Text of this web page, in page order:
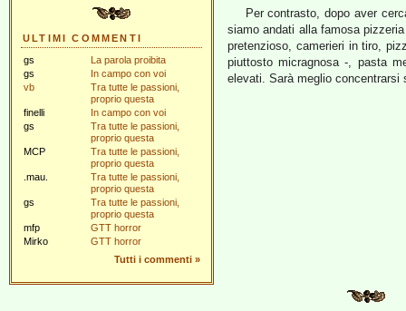
ULTIMI COMMENTI
gs
La parola proibita
gs
In campo con voi
vb
Tra tutte le passioni,
proprio questa
finelli
In campo con voi
gs
Tra tutte le passioni,
proprio questa
MCP
Tra tutte le passioni,
proprio questa
.mau.
Tra tutte le passioni,
proprio questa
gs
Tra tutte le passioni,
proprio questa
mfp
GTT horror
Mirko
GTT horror
Tutti i commenti »
Per contrasto, dopo aver
siamo andati alla famosa
pretenzioso, camerieri in tiro,
piuttosto micragnosa -, pasta
elevati. Sarà meglio concentrarsi